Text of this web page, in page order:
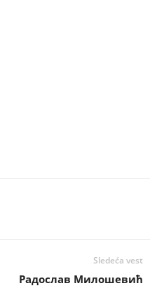
Sledeća vest
Радослав Милошевић